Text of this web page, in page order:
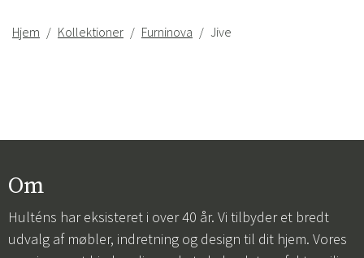
Hjem Kollektioner Furninova Jive
Om
Hulténs har eksisteret i over 40 år. Vi tilbyder et bredt
udvalg af møbler, indretning og design til dit hjem. Vores